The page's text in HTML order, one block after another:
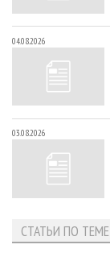
04.08.2026
03.08.2026
СТАТЬИ ПО ТЕМЕ